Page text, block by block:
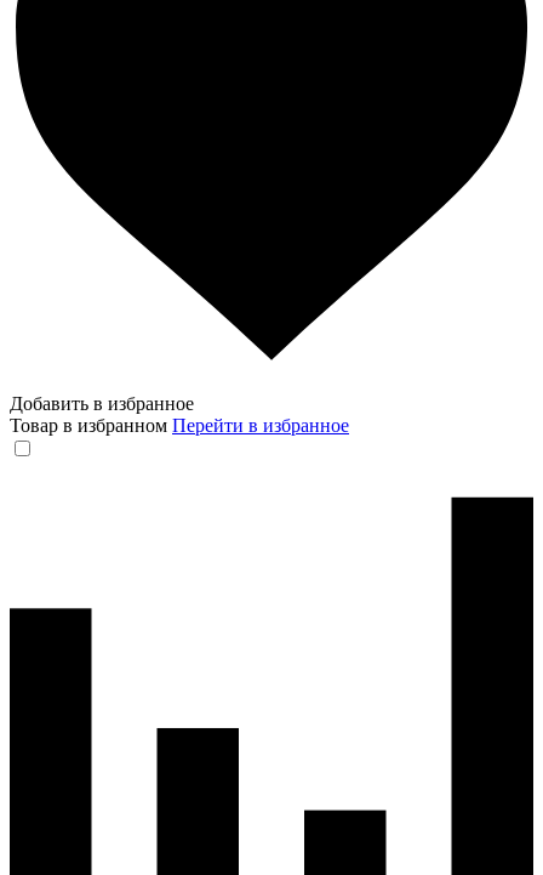
Добавить в избранное
Товар в избранном Перейти в избранное